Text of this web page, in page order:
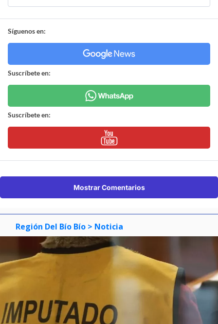
Síguenos en:
Suscríbete en:
Suscríbete en:
Mostrar Comentarios
Región Del Bío Bío > Noticia